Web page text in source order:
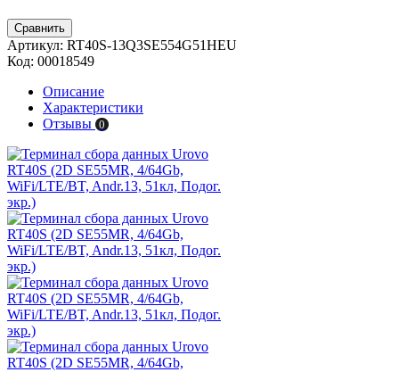
Сравнить
Артикул: RT40S-13Q3SE554G51HEU
Код: 00018549
Описание
Характеристики
Отзывы 0